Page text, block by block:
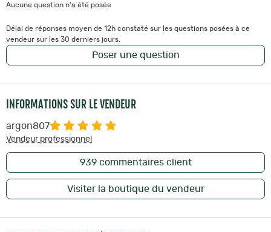
Aucune question n'a été posée
Délai de réponses moyen de 12h constaté sur les questions posées à ce
vendeur sur les 30 derniers jours.
Poser une question
INFORMATIONS SUR LE VENDEUR
argon807
Vendeur professionnel
939commentaires client
Visiter la boutique du vendeur